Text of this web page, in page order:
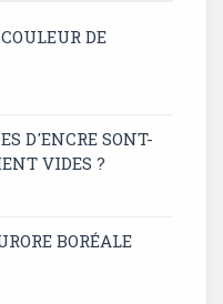
DE
D'ENCRE SONT-
VIDES ?
BORÉALE